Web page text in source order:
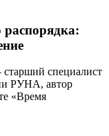
распорядка:
специалист
РУНА, автор
«Время